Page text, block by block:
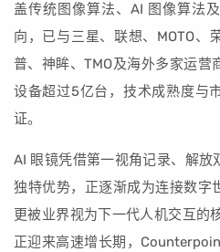
盖传统图像算法、AI 图像算法
向，已与三星、联想、MOTO、
普、神眸、TMO及海外多家运营
设备超过5亿台，技术成熟度与
证。
AI 眼镜凭借第一视角记录、解放
独特优势，正逐渐成为连接数字
更被业界视为下一代人机交互的
正迎来高速增长期，